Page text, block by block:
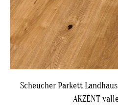
Scheucher Parkett
AKZENT